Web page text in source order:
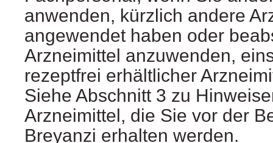
anwenden, kürzlich andere
angewendet haben oder
Arzneimittel anzuwenden,
rezeptfrei erhältlicher
Siehe Abschnitt 3 zu
Arzneimittel, die Sie vor der
Breyanzi erhalten werden.